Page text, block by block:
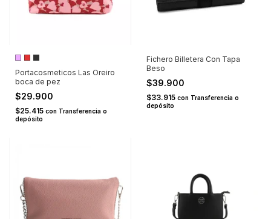
Portacosmeticos Las Oreiro
boca de pez
$29.900
$25.415 con Transferencia o
depósito
Fichero Billetera Con Tapa
Beso
$39.900
$33.915 con Transferencia o
depósito